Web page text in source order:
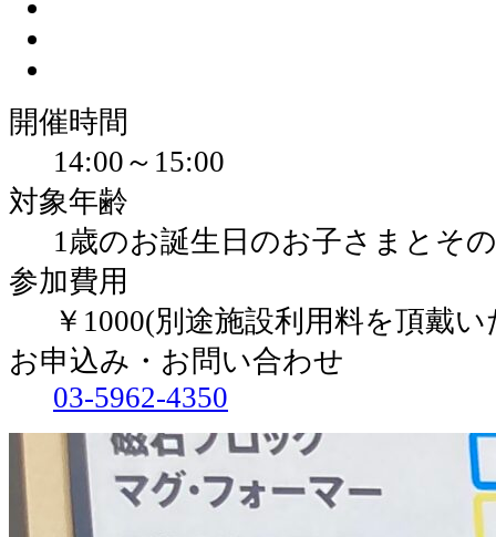
開催時間
14:00～15:00
対象年齢
1歳のお誕生日のお子さまとそ
参加費用
￥1000(別途施設利用料を頂戴
お申込み・お問い合わせ
03-5962-4350